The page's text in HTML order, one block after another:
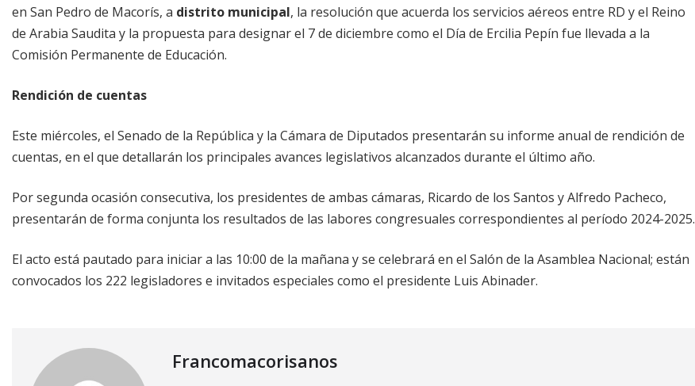
en San Pedro de Macorís, a distrito municipal, la resolución que acuerda los servicios aéreos entre RD y el Reino
de Arabia Saudita y la propuesta para designar el 7 de diciembre como el Día de Ercilia Pepín fue llevada a la
Comisión Permanente de Educación.
Rendición de cuentas
Este miércoles, el Senado de la República y la Cámara de Diputados presentarán su informe anual de rendición de
cuentas, en el que detallarán los principales avances legislativos alcanzados durante el último año.
Por segunda ocasión consecutiva, los presidentes de ambas cámaras, Ricardo de los Santos y Alfredo Pacheco,
presentarán de forma conjunta los resultados de las labores congresuales correspondientes al período 2024-2025.
El acto está pautado para iniciar a las 10:00 de la mañana y se celebrará en el Salón de la Asamblea Nacional; están
convocados los 222 legisladores e invitados especiales como el presidente Luis Abinader.
Francomacorisanos